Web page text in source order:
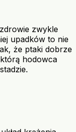
zwykle
upadków to nie
że ptaki dobrze
hodowca